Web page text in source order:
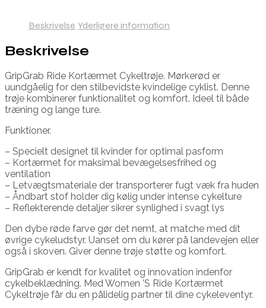
Beskrivelse Yderligere information
Beskrivelse
GripGrab Ride Kortærmet Cykeltrøje. Mørkerød er
uundgåelig for den stilbevidste kvindelige cyklist. Denne
trøje kombinerer funktionalitet og komfort. Ideel til både
træning og lange ture.
Funktioner.
– Specielt designet til kvinder for optimal pasform
– Kortærmet for maksimal bevægelsesfrihed og
ventilation
– Letvægtsmateriale der transporterer fugt væk fra huden
– Åndbart stof holder dig kølig under intense cykelture
– Reflekterende detaljer sikrer synlighed i svagt lys
Den dybe røde farve gør det nemt, at matche med dit
øvrige cykeludstyr. Uanset om du kører på landevejen eller
også i skoven. Giver denne trøje støtte og komfort.
GripGrab er kendt for kvalitet og innovation indenfor
cykelbeklædning. Med Women ’S Ride Kortærmet
Cykeltrøje får du en pålidelig partner til dine cykeleventyr.